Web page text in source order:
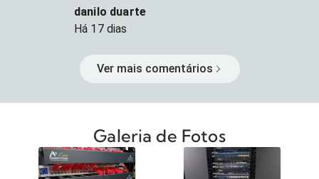
danilo duarte
Há 17 dias
Ver mais comentários
Galeria de Fotos